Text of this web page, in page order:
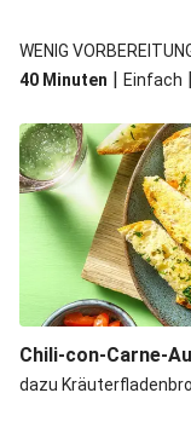
WENIG
40 Minuten | Einfach |
Chili-con-Carne-
dazu